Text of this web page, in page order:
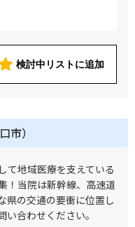
検討中リストに追加
市）
て地域医療を支えている
！当院は新幹線、高速道
県の交通の要衝に位置し
合わせください。